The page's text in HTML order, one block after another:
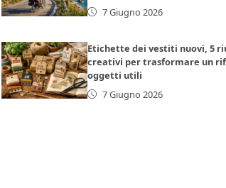
7 Giugno 2026
Etichette dei vestiti nuovi, 5
creativi per trasformare un
oggetti utili
7 Giugno 2026